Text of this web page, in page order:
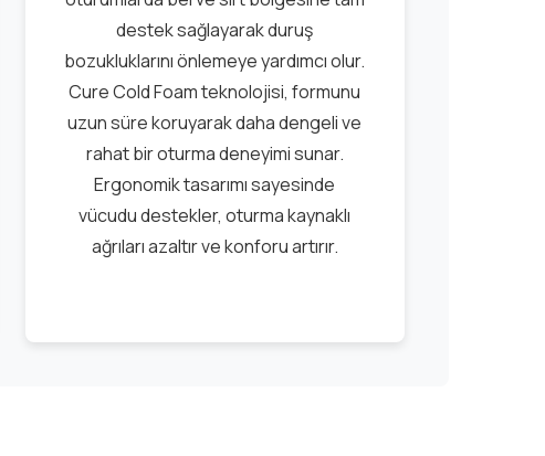
destek sağlayarak duruş
bozukluklarını önlemeye yardımcı olur.
Cure Cold Foam teknolojisi, formunu
uzun süre koruyarak daha dengeli ve
rahat bir oturma deneyimi sunar.
Ergonomik tasarımı sayesinde
vücudu destekler, oturma kaynaklı
ağrıları azaltır ve konforu artırır.